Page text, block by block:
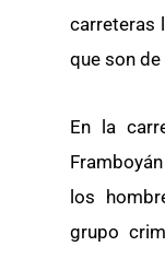
carreteras
que son
En la
los
grupo